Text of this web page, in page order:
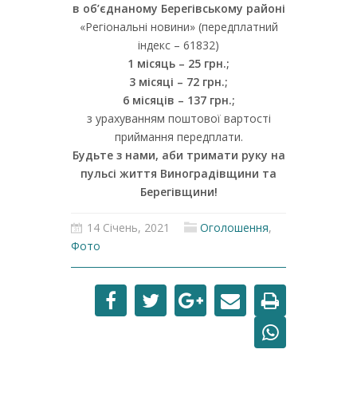
в об’єднаному Берегівському районі
«Регіональні новини» (передплатний
індекс – 61832)
1 місяць – 25 грн.;
3 місяці – 72 грн.;
6 місяців – 137 грн.;
з урахуванням поштової вартості
приймання передплати.
Будьте з нами, аби тримати руку на
пульсі життя Виноградівщини та
Берегівщини!
14 Січень, 2021 Оголошення,
Фото